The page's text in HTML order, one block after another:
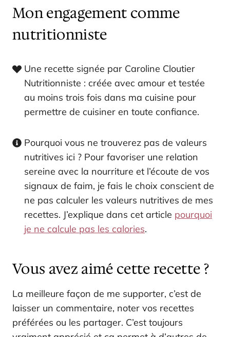
Mon engagement comme
nutritionniste
Une recette signée par Caroline Cloutier
Nutritionniste : créée avec amour et testée
au moins trois fois dans ma cuisine pour
permettre de cuisiner en toute confiance.
Pourquoi vous ne trouverez pas de valeurs
nutritives ici ? Pour favoriser une relation
sereine avec la nourriture et l’écoute de vos
signaux de faim, je fais le choix conscient de
ne pas calculer les valeurs nutritives de mes
recettes. J’explique dans cet article pourquoi
je ne calcule pas les calories.
Vous avez aimé cette recette ?
La meilleure façon de me supporter, c’est de
laisser un commentaire, noter vos recettes
préférées ou les partager. C’est toujours